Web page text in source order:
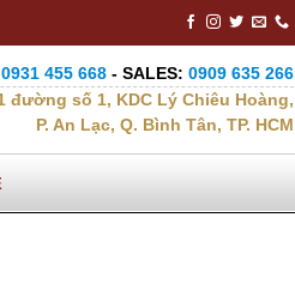
0931 455 668 - SALES: 0909 635 266
đường số 1, KDC Lý Chiêu Hoàng,
P. An Lạc, Q. Bình Tân, TP. HCM